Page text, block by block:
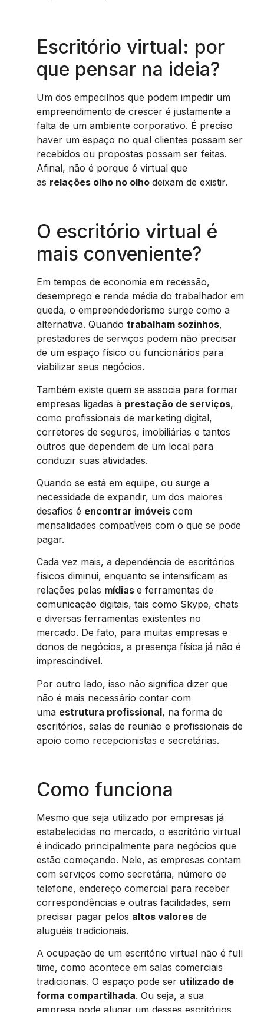
Escritório virtual: por
que pensar na ideia?
Um dos empecilhos que podem impedir um
empreendimento de crescer é justamente a
falta de um ambiente corporativo. É preciso
haver um espaço no qual clientes possam ser
recebidos ou propostas possam ser feitas.
Afinal, não é porque é virtual que
as relações olho no olho deixam de existir.
O escritório virtual é
mais conveniente?
Em tempos de economia em recessão,
desemprego e renda média do trabalhador em
queda, o empreendedorismo surge como a
alternativa. Quando trabalham sozinhos,
prestadores de serviços podem não precisar
de um espaço físico ou funcionários para
viabilizar seus negócios.
Também existe quem se associa para formar
empresas ligadas à prestação de serviços,
como profissionais de marketing digital,
corretores de seguros, imobiliárias e tantos
outros que dependem de um local para
conduzir suas atividades.
Quando se está em equipe, ou surge a
necessidade de expandir, um dos maiores
desafios é encontrar imóveis com
mensalidades compatíveis com o que se pode
pagar.
Cada vez mais, a dependência de escritórios
físicos diminui, enquanto se intensificam as
relações pelas mídias e ferramentas de
comunicação digitais, tais como Skype, chats
e diversas ferramentas existentes no
mercado. De fato, para muitas empresas e
donos de negócios, a presença física já não é
imprescindível.
Por outro lado, isso não significa dizer que
não é mais necessário contar com
uma estrutura profissional, na forma de
escritórios, salas de reunião e profissionais de
apoio como recepcionistas e secretárias.
Como funciona
Mesmo que seja utilizado por empresas já
estabelecidas no mercado, o escritório virtual
é indicado principalmente para negócios que
estão começando. Nele, as empresas contam
com serviços como secretária, número de
telefone, endereço comercial para receber
correspondências e outras facilidades, sem
precisar pagar pelos altos valores de
aluguéis tradicionais.
A ocupação de um escritório virtual não é full
time, como acontece em salas comerciais
tradicionais. O espaço pode ser utilizado de
forma compartilhada. Ou seja, a sua
empresa pode alugar um desses escritórios